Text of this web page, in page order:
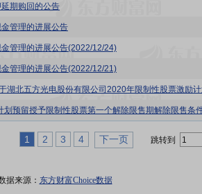
期购回的公告
管理的进展公告
管理的进展公告(2022/12/24)
管理的进展公告(2022/12/21)
1 2 3 4 下一页 跳转到
据来源： 东方财富Choice数据